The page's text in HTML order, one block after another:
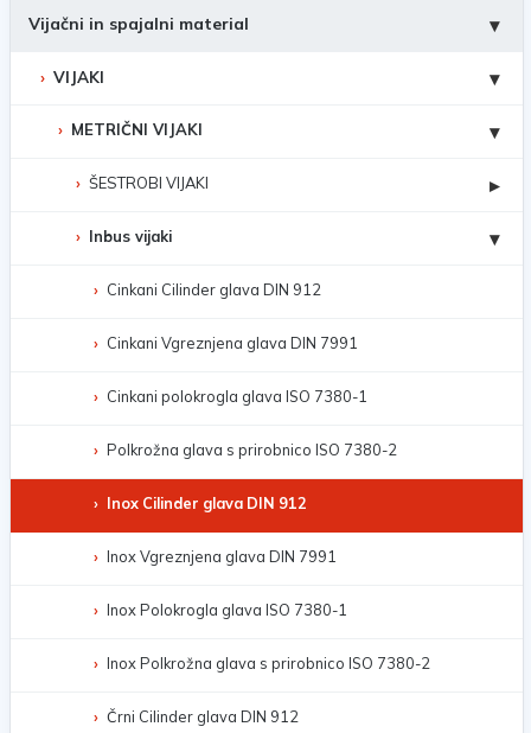
Vijačni in spajalni material ▾
VIJAKI ▾
METRIČNI VIJAKI ▾
ŠESTROBI VIJAKI ▸
Inbus vijaki ▾
Cinkani Cilinder glava DIN 912
Cinkani Vgreznjena glava DIN 7991
Cinkani polokrogla glava ISO 7380-1
Polkrožna glava s prirobnico ISO 7380-2
Inox Cilinder glava DIN 912
Inox Vgreznjena glava DIN 7991
Inox Polokrogla glava ISO 7380-1
Inox Polkrožna glava s prirobnico ISO 7380-2
Črni Cilinder glava DIN 912